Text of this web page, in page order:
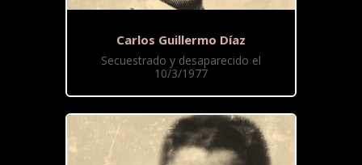
Carlos Guillermo Díaz
Secuestrado y desaparecido el
10/3/1977